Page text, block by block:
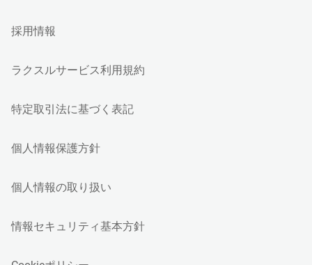
採用情報
ラクスルサービス利用規約
特定取引法に基づく表記
個人情報保護方針
個人情報の取り扱い
情報セキュリティ基本方針